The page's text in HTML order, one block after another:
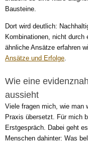
Bausteine.
Dort wird deutlich:
Kombinationen, nicht durch
ähnliche Ansätze erfahren
Ansätze und Erfolge
Wie eine
aussieht
Viele fragen mich, wie man
Praxis übersetzt. Für mich
Erstgespräch. Dabei geht
Menschen dahinter: Was